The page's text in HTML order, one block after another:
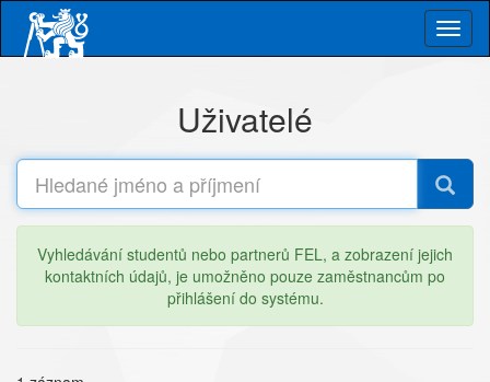
main
Uživatelé
Vyhledávání studentů nebo partnerů FEL, a zobrazení jejich
kontaktních údajů, je umožněno pouze zaměstnancům po
přihlášení do systému.